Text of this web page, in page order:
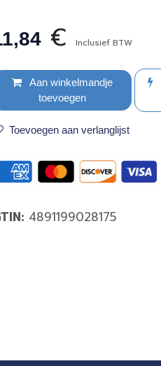
€ Inclusief BTW
Aan winkelmandje
toevoegen
Toevoegen aan verlanglijst
4891199028175